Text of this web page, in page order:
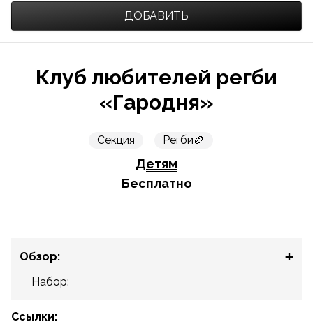
ДОБАВИТЬ
Клуб любителей регби
«Гародня»
Секция Регби🏉
Детям
Бесплатно
Обзор:
Набор:
Ссылки: